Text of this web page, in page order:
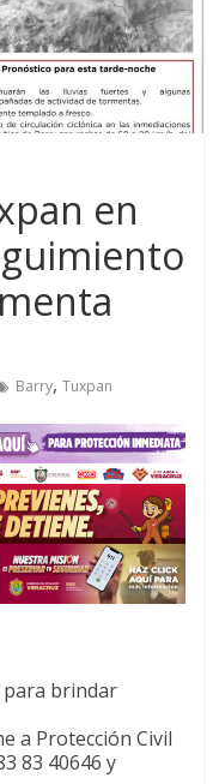
en
Barry,Tuxpan
para brindar
a Protección Civil
83 40646 y